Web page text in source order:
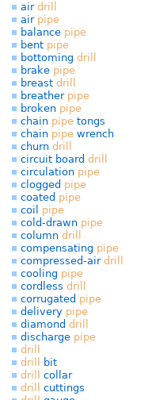
air drill
air pipe
balance pipe
bent pipe
bottoming drill
brake pipe
breast drill
breather pipe
broken pipe
chain pipe tongs
chain pipe wrench
churn drill
circuit board drill
circulation pipe
clogged pipe
coated pipe
coil pipe
cold-drawn pipe
column drill
compensating pipe
compressed-air drill
cooling pipe
cordless drill
corrugated pipe
delivery pipe
diamond drill
discharge pipe
drill
drill
bit
drill
collar
drill
cuttings